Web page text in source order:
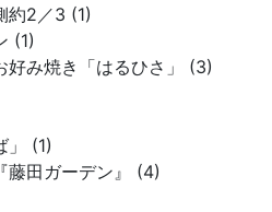
約2／3 (1)
(1)
好み焼き「はるひさ」 (3)
」 (1)
藤田ガーデン』 (4)